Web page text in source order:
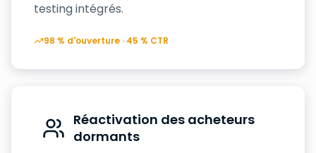
testing intégrés.
98 % d'ouverture · 45 % CTR
Réactivation des acheteurs
dormants